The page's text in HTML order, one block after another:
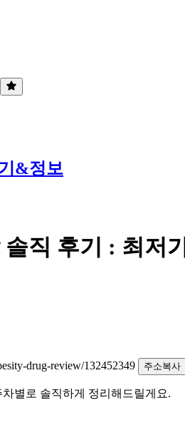
&정보
직 후기 : 최저
drug-review/132452349
주소복사
별로 솔직하게 정리해드릴게요.